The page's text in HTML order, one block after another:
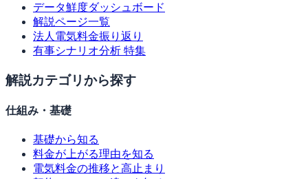
データ鮮度ダッシュボード
解説ページ一覧
法人電気料金振り返り
有事シナリオ分析 特集
解説カテゴリから探す
仕組み・基礎
基礎から知る
料金が上がる理由を知る
電気料金の推移と高止まり